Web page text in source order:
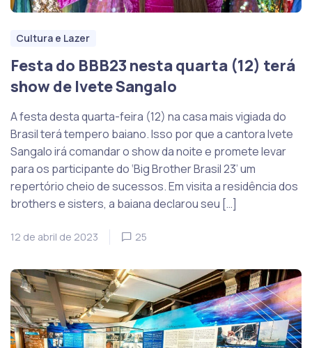
Cultura e Lazer
Festa do BBB23 nesta quarta (12) terá
show de Ivete Sangalo
A festa desta quarta-feira (12) na casa mais vigiada do
Brasil terá tempero baiano. Isso por que a cantora Ivete
Sangalo irá comandar o show da noite e promete levar
para os participante do ‘Big Brother Brasil 23’ um
repertório cheio de sucessos. Em visita a residência dos
brothers e sisters, a baiana declarou seu […]
12 de abril de 2023 25